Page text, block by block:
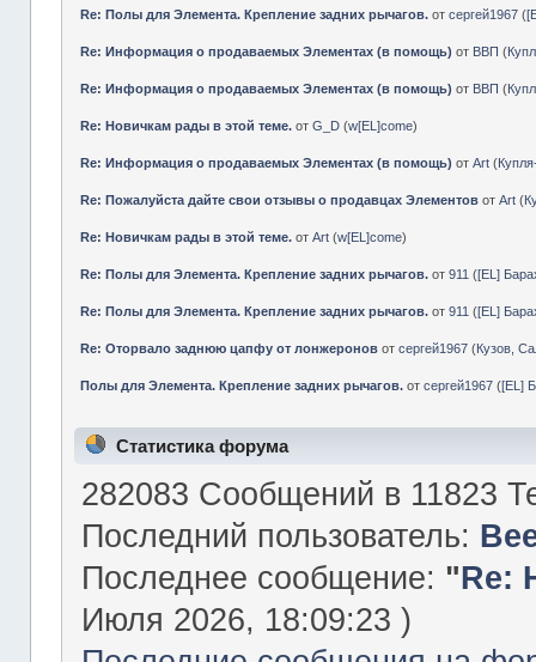
Re: Полы для Элемента. Крепление задних рычагов. отсергей1967 (
Re: Информация о продаваемых Элементах (в помощь) от ВВП (
Re: Информация о продаваемых Элементах (в помощь) от ВВП (
Re: Новичкам рады в этой теме. отG_D (w[EL]come)
Re: Информация о продаваемых Элементах (в помощь) отArt (
Re: Пожалуйста дайте свои отзывы о продавцах Элементов отArt (
Re: Новичкам рады в этой теме. отArt (w[EL]come)
Re: Полы для Элемента. Крепление задних рычагов. от911 ([EL]
Re: Полы для Элемента. Крепление задних рычагов. от911 ([EL]
Re: Оторвало заднюю цапфу от лонжеронов отсергей1967 (Кузов,
Полы для Элемента. Крепление задних рычагов. отсергей1967 ([EL]
Статистика форума
282083 Сообщений в 11823
Последний пользователь:
Последнее сообщение: "Re:
Июля 2026, 18:09:23 )